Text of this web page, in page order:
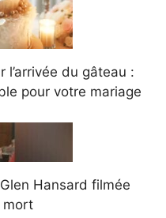
l’arrivée du gâteau :
pour votre mariage
Hansard filmée
mort